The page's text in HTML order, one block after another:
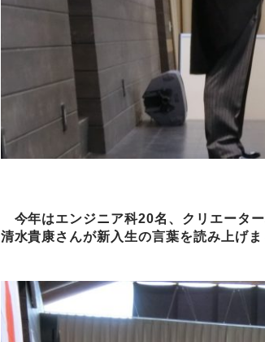
今年はエンジニア科20名、クリエータ
清水貴康さんが新入生の言葉を読み上げま